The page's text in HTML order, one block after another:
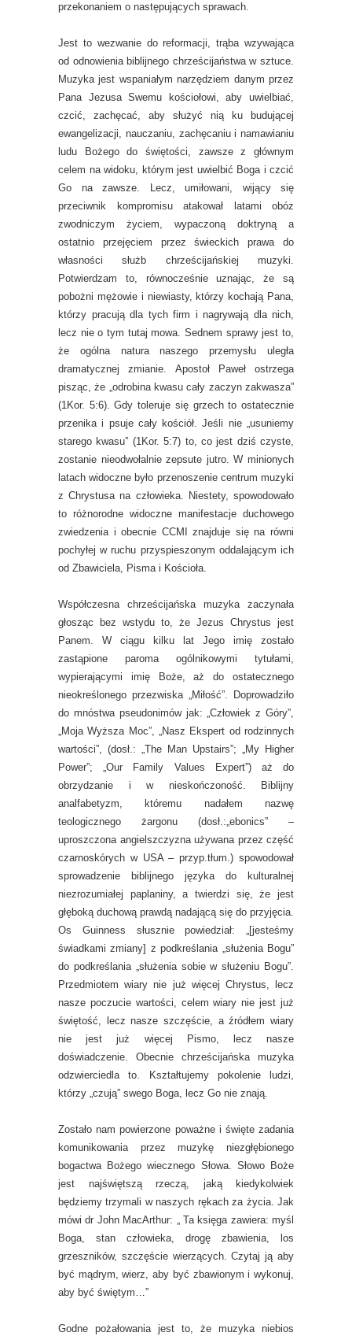
przekonaniem o następujących sprawach.
Jest to wezwanie do reformacji, trąba wzywająca
od odnowienia biblijnego chrześcijaństwa w sztuce.
Muzyka jest wspaniałym narzędziem danym przez
Pana Jezusa Swemu kościołowi, aby uwielbiać,
czcić, zachęcać, aby służyć nią ku budującej
ewangelizacji, nauczaniu, zachęcaniu i namawianiu
ludu Bożego do świętości, zawsze z głównym
celem na widoku, którym jest uwielbić Boga i czcić
Go na zawsze. Lecz, umiłowani, wijący się
przeciwnik kompromisu atakował latami obóz
zwodniczym życiem, wypaczoną doktryną a
ostatnio przejęciem przez świeckich prawa do
własności służb chrześcijańskiej muzyki.
Potwierdzam to, równocześnie uznając, że są
pobożni mężowie i niewiasty, którzy kochają Pana,
którzy pracują dla tych firm i nagrywają dla nich,
lecz nie o tym tutaj mowa. Sednem sprawy jest to,
że ogólna natura naszego przemysłu uległa
dramatycznej zmianie. Apostoł Paweł ostrzega
pisząc, że „odrobina kwasu cały zaczyn zakwasza”
(1Kor. 5:6). Gdy toleruje się grzech to ostatecznie
przenika i psuje cały kościół. Jeśli nie „usuniemy
starego kwasu” (1Kor. 5:7) to, co jest dziś czyste,
zostanie nieodwołalnie zepsute jutro. W minionych
latach widoczne było przenoszenie centrum muzyki
z Chrystusa na człowieka. Niestety, spowodowało
to różnorodne widoczne manifestacje duchowego
zwiedzenia i obecnie CCMI znajduje się na równi
pochyłej w ruchu przyspieszonym oddalającym ich
od Zbawiciela, Pisma i Kościoła.
Współczesna chrześcijańska muzyka zaczynała
głosząc bez wstydu to, że Jezus Chrystus jest
Panem. W ciągu kilku lat Jego imię zostało
zastąpione paroma ogólnikowymi tytułami,
wypierającymi imię Boże, aż do ostatecznego
nieokreślonego przezwiska „Miłość”. Doprowadziło
do mnóstwa pseudonimów jak: „Człowiek z Góry”,
„Moja Wyższa Moc”, „Nasz Ekspert od rodzinnych
wartości”, (dosł.: „The Man Upstairs”; „My Higher
Power”; „Our Family Values Expert”) aż do
obrzydzanie i w nieskończoność. Biblijny
analfabetyzm, któremu nadałem nazwę
teologicznego żargonu (dosł.:„ebonics” –
uproszczona angielszczyzna używana przez część
czarnoskórych w USA – przyp.tłum.) spowodował
sprowadzenie biblijnego języka do kulturalnej
niezrozumiałej paplaniny, a twierdzi się, że jest
głęboką duchową prawdą nadającą się do przyjęcia.
Os Guinness słusznie powiedział: „[jesteśmy
świadkami zmiany] z podkreślania „służenia Bogu”
do podkreślania „służenia sobie w służeniu Bogu”.
Przedmiotem wiary nie już więcej Chrystus, lecz
nasze poczucie wartości, celem wiary nie jest już
świętość, lecz nasze szczęście, a źródłem wiary
nie jest już więcej Pismo, lecz nasze
doświadczenie. Obecnie chrześcijańska muzyka
odzwierciedla to. Kształtujemy pokolenie ludzi,
którzy „czują” swego Boga, lecz Go nie znają.
Zostało nam powierzone poważne i święte zadania
komunikowania przez muzykę niezgłębionego
bogactwa Bożego wiecznego Słowa. Słowo Boże
jest najświętszą rzeczą, jaką kiedykolwiek
będziemy trzymali w naszych rękach za życia. Jak
mówi dr John MacArthur: „ Ta księga zawiera: myśl
Boga, stan człowieka, drogę zbawienia, los
grzeszników, szczęście wierzących. Czytaj ją aby
być mądrym, wierz, aby być zbawionym i wykonuj,
aby być świętym…”
Godne pożałowania jest to, że muzyka niebios